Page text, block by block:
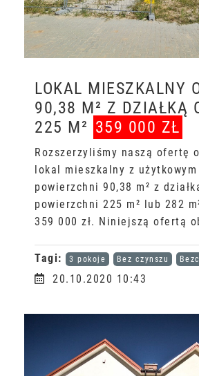
LOKAL MIESZKALNY
90,38 M² Z DZIAŁKĄ
225 M² 359 000 ZŁ
Rozszerzyliśmy naszą ofertę
lokal mieszkalny z
powierzchni 90,38 m² z
powierzchni 225 m² lub 282
359 000 zł. Niniejszą ofertą
Tagi: 3 pokoje Bez czynszu
20.10.2020 10:43